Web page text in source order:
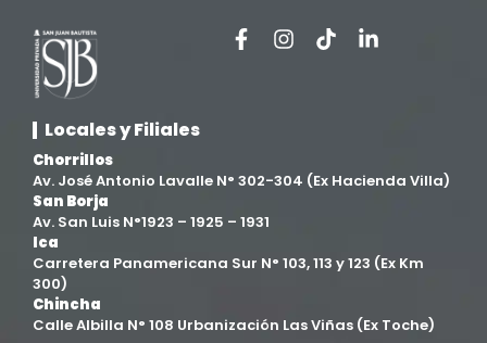
Facultad de Ciencias de la Salud
Facultad de Derecho y Ciencias Empresariales
Facultad de Ingenierías
Filial Chincha
Filial Ica (76)
Ingeniería agroindustrial (12)
Locales y Filiales
Chorrillos
Av. José Antonio Lavalle N° 302-304 (Ex Hacienda Villa)
San Borja
Av. San Luis N°1923 – 1925 – 1931
Ica
Carretera Panamericana Sur N° 103, 113 y 123 (Ex Km
300)
Chincha
Calle Albilla N° 108 Urbanización Las Viñas (Ex Toche)